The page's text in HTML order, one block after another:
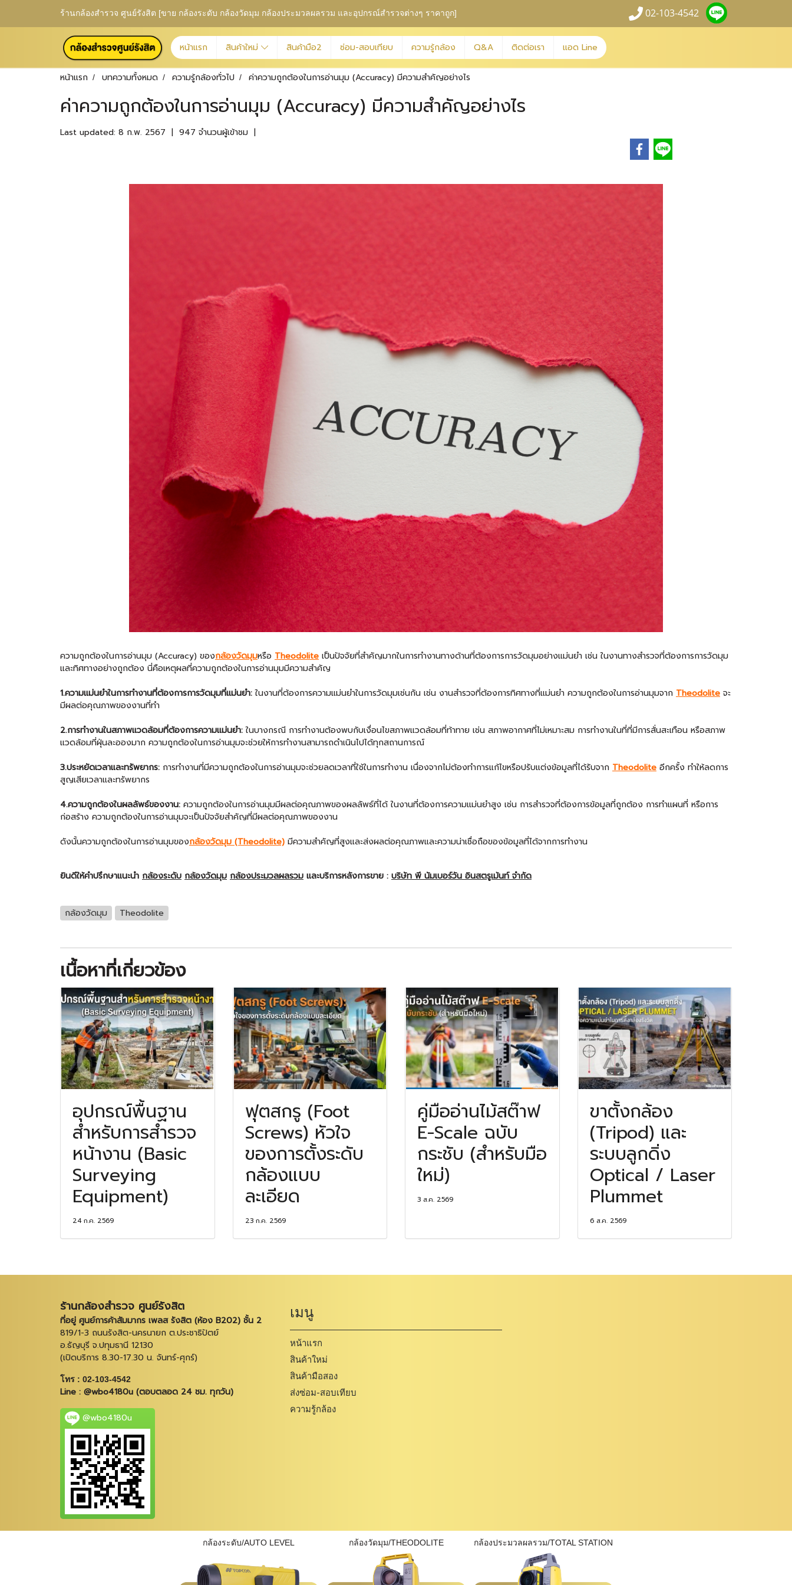
ร้านกล้องสำรวจ ศูนย์รังสิต [ขาย กล้องระดับ กล้องวัดมุม กล้องประมวลผลรวม และอุปกรณ์สำรวจต่างๆ ราคาถูก] 02-103-4542
หน้าแรก สินค้าใหม่ สินค้ามือ2 ซ่อม-สอบเทียบ ความรู้กล้อง Q&A ติดต่อเรา แอด Line
หน้าแรก บทความทั้งหมด ความรู้กล้องทั่วไป ค่าความถูกต้องในการอ่านมุม (Accuracy) มีความสำคัญอย่างไร
ค่าความถูกต้องในการอ่านมุม (Accuracy) มีความสำคัญอย่างไร
Last updated: 8 ก.พ. 2567 | 947 จำนวนผู้เข้าชม |
ความถูกต้องในการอ่านมุม (Accuracy) ของกล้องวัดมุมหรือ Theodolite เป็นปัจจัยที่สำคัญมากในการทำงานทางด้านที่ต้องการการวัดมุมอย่างแม่นยำ เช่น ในงานทางสำรวจที่ต้องการการวัดมุม
และทิศทางอย่างถูกต้อง นี่คือเหตุผลที่ความถูกต้องในการอ่านมุมมีความสำคัญ
1.ความแม่นยำในการทำงานที่ต้องการการวัดมุมที่แม่นยำ:ในงานที่ต้องการความแม่นยำในการวัดมุมเช่นกัน เช่น งานสำรวจที่ต้องการทิศทางที่แม่นยำ ความถูกต้องในการอ่านมุมจาก Theodolite จะ
มีผลต่อคุณภาพของงานที่ทำ
2.การทำงานในสภาพแวดล้อมที่ต้องการความแม่นยำ:ในบางกรณี การทำงานต้องพบกับเงื่อนไขสภาพแวดล้อมที่ท้าทาย เช่น สภาพอากาศที่ไม่เหมาะสม การทำงานในที่ที่มีการสั่นสะเทือน หรือสภาพ
แวดล้อมที่ฝุ่นละอองมาก ความถูกต้องในการอ่านมุมจะช่วยให้การทำงานสามารถดำเนินไปได้ทุกสถานการณ์
3.ประหยัดเวลาและทรัพยากร: การทำงานที่มีความถูกต้องในการอ่านมุมจะช่วยลดเวลาที่ใช้ในการทำงาน เนื่องจากไม่ต้องทำการแก้ไขหรือปรับแต่งข้อมูลที่ได้รับจาก Theodolite อีกครั้ง ทำให้ลดการ
สูญเสียเวลาและทรัพยากร
4.ความถูกต้องในผลลัพธ์ของงาน: ความถูกต้องในการอ่านมุมมีผลต่อคุณภาพของผลลัพธ์ที่ได้ ในงานที่ต้องการความแม่นยำสูง เช่น การสำรวจที่ต้องการข้อมูลที่ถูกต้อง การทำแผนที่ หรือการ
ก่อสร้าง ความถูกต้องในการอ่านมุมจะเป็นปัจจัยสำคัญที่มีผลต่อคุณภาพของงาน
ดังนั้นความถูกต้องในการอ่านมุมของกล้องวัดมุม (Theodolite) มีความสำคัญที่สูงและส่งผลต่อคุณภาพและความน่าเชื่อถือของข้อมูลที่ได้จากการทำงาน
ยินดีให้คำปรึกษาแนะนำ กล้องระดับ กล้องวัดมุม กล้องประมวลผลรวม และบริการหลังการขาย : บริษัท พี นัมเบอร์วัน อินสตรูเม้นท์ จำกัด
กล้องวัดมุม Theodolite
เนื้อหาที่เกี่ยวข้อง
อุปกรณ์พื้นฐาน
สำหรับการสำรวจ
หน้างาน (Basic
Surveying
Equipment)
24 ก.ค. 2569
ฟุตสกรู (Foot
Screws) หัวใจ
ของการตั้งระดับ
กล้องแบบ
ละเอียด
23 ก.ค. 2569
คู่มืออ่านไม้สต๊าฟ
E-Scale ฉบับ
กระชับ (สำหรับมือ
ใหม่)
3 ส.ค. 2569
ขาตั้งกล้อง
(Tripod) และ
ระบบลูกดิ่ง
Optical / Laser
Plummet
6 ส.ค. 2569
ร้านกล้องสำรวจ ศูนย์รังสิต
ที่อยู่ ศูนย์การค้าสัมมากร เพลส รังสิต (ห้อง B202) ชั้น 2
819/1-3 ถนนรังสิต-นครนายก ต.ประชาธิปัตย์
อ.ธัญบุรี จ.ปทุมธานี 12130
(เปิดบริการ 8.30-17.30 น. จันทร์-ศุกร์)
โทร : 02-103-4542
Line : @wbo4180u (ตอบตลอด 24 ชม. ทุกวัน)
@wbo4180u
เมนู
หน้าแรก
สินค้าใหม่
สินค้ามือสอง
ส่งซ่อม-สอบเทียบ
ความรู้กล้อง
กล้องระดับ/AUTO LEVEL กล้องวัดมุม/THEODOLITE กล้องประมวลผลรวม/TOTAL STATION